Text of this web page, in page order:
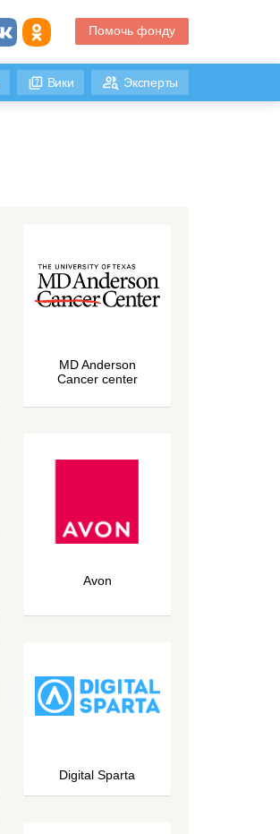
Помочь фонду
Вики Эксперты
MD Anderson
Cancer center
Avon
Digital Sparta